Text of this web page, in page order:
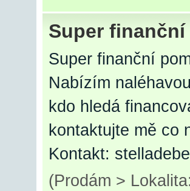
Super
Super finanční
Nabízím
kdo hledá
kontaktujte mě co
Kontakt:
(Prodám >